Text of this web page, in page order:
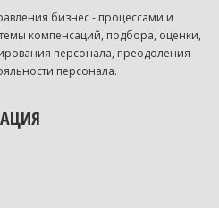
бизнес - процессами и
компенсаций, подбора, оценки,
персонала, преодоления
персонала.